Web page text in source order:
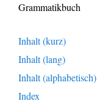
Grammatikbuch
Inhalt (kurz)
Inhalt (lang)
Inhalt (alphabetisch)
Index